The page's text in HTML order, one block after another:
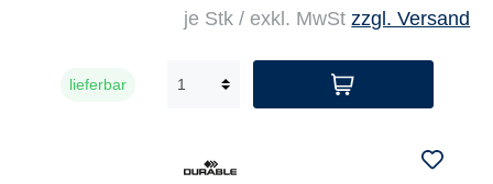
je Stk / exkl. MwStzzgl. Versand
lieferbar